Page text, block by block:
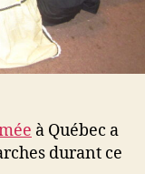
à Québec a
durant ce